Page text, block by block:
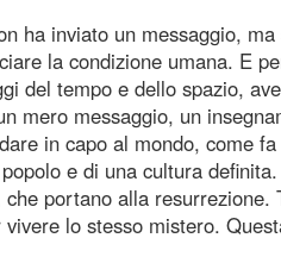
ha inviato un messaggio,
la condizione umana. E
del tempo e dello spazio,
mero messaggio, un
in capo al mondo, come
e di una cultura
portano alla
lo stesso mistero.